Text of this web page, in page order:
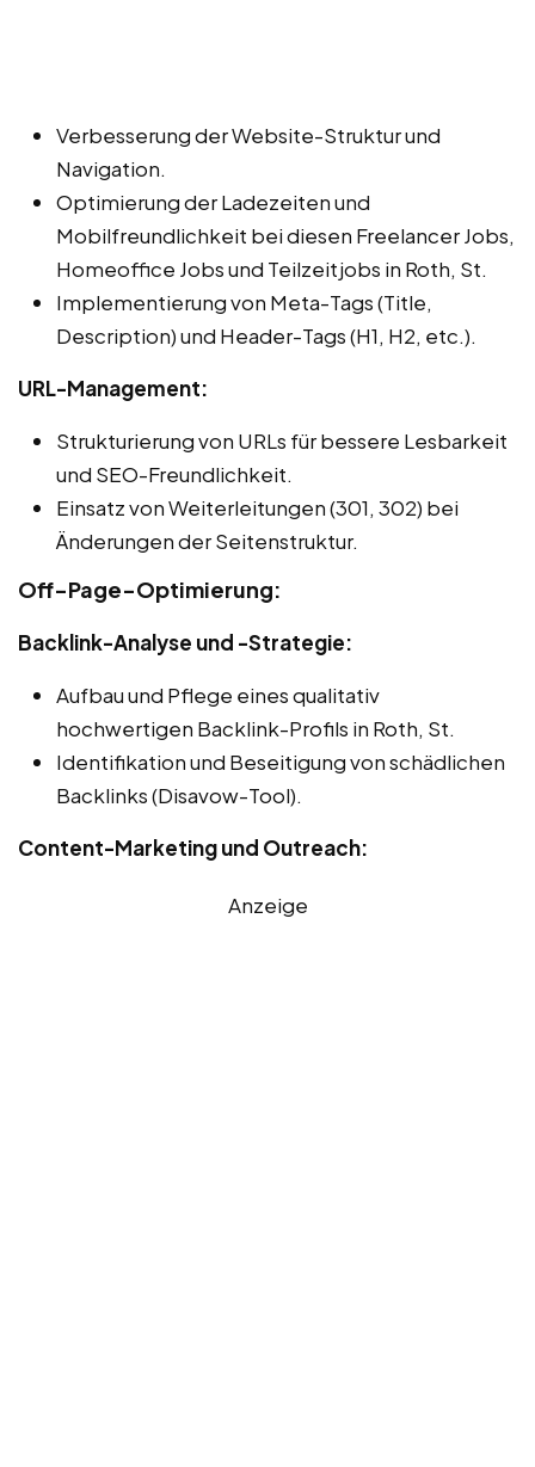
Verbesserung der Website-Struktur und
Navigation.
Optimierung der Ladezeiten und
Mobilfreundlichkeit bei diesen Freelancer Jobs,
Homeoffice Jobs und Teilzeitjobs in Roth, St.
Implementierung von Meta-Tags (Title,
Description) und Header-Tags (H1, H2, etc.).
URL-Management:
Strukturierung von URLs für bessere Lesbarkeit
und SEO-Freundlichkeit.
Einsatz von Weiterleitungen (301, 302) bei
Änderungen der Seitenstruktur.
Off-Page-Optimierung:
Backlink-Analyse und -Strategie:
Aufbau und Pflege eines qualitativ
hochwertigen Backlink-Profils in Roth, St.
Identifikation und Beseitigung von schädlichen
Backlinks (Disavow-Tool).
Content-Marketing und Outreach:
Anzeige